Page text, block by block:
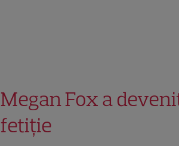
Megan Fox a
fetiție